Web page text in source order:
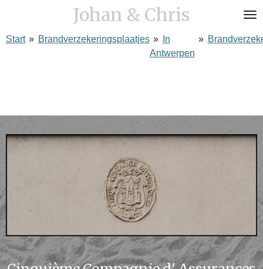
naar
Johan & Chris
Start » Brandverzekeringsplaatjes »
In
Antwerpen
»